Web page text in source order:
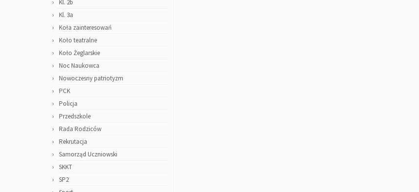
Kl. 2b
Kl. 3a
Koła zainteresowań
Koło teatralne
Koło Żeglarskie
Noc Naukowca
Nowoczesny patriotyzm
PCK
Policja
Przedszkole
Rada Rodziców
Rekrutacja
Samorząd Uczniowski
SKKT
SP2